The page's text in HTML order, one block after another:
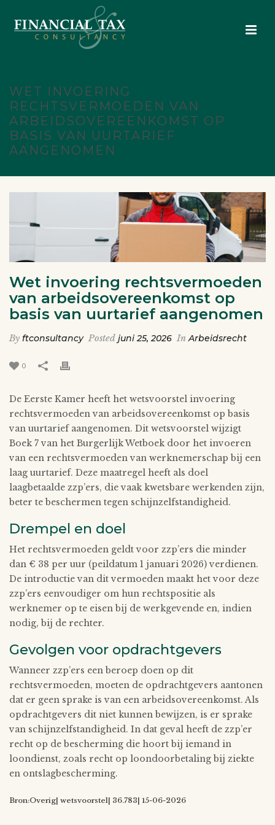
WET INVOERING
RECHTSVERMOEDEN VAN
ARBEIDSOVEREENKOMST OP
BASIS VAN UURTARIEF
AANGENOMEN
Wet invoering rechtsvermoeden
van arbeidsovereenkomst op
basis van uurtarief aangenomen
By ftconsultancy Posted juni 25, 2026 In Arbeidsrecht
0
De Eerste Kamer heeft het wetsvoorstel invoering
rechtsvermoeden van arbeidsovereenkomst op basis
van uurtarief aangenomen. Dit wetsvoorstel wijzigt
Boek 7 van het Burgerlijk Wetboek door het invoeren
van een rechtsvermoeden van werknemerschap bij een
laag uurtarief. Deze maatregel heeft als doel
laagbetaalde zzp’ers, die vaak kwetsbare werkenden zijn,
beter te beschermen tegen schijnzelfstandigheid.
Drempel en doel
Het rechtsvermoeden geldt voor zzp’ers die minder
dan € 38 per uur (peildatum 1 januari 2026) verdienen.
De introductie van dit vermoeden maakt het voor deze
zzp’ers eenvoudiger om hun rechtspositie als
werknemer op te eisen bij de werkgevende en, indien
nodig, bij de rechter.
Gevolgen voor opdrachtgevers
Wanneer zzp’ers een beroep doen op dit
rechtsvermoeden, moeten de opdrachtgevers aantonen
dat er geen sprake is van een arbeidsovereenkomst. Als
opdrachtgevers dit niet kunnen bewijzen, is er sprake
van schijnzelfstandigheid. In dat geval heeft de zzp’er
recht op de bescherming die hoort bij iemand in
loondienst, zoals recht op loondoorbetaling bij ziekte
en ontslagbescherming.
Bron:Overig| wetsvoorstel| 36.783| 15-06-2026